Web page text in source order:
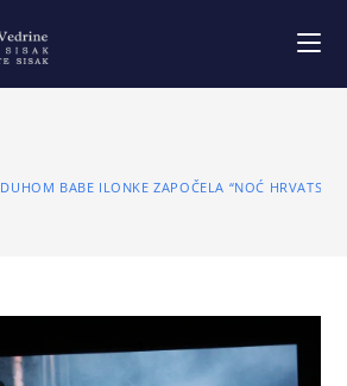
DUHOM BABE ILONKE ZAPOČELA “NOĆ